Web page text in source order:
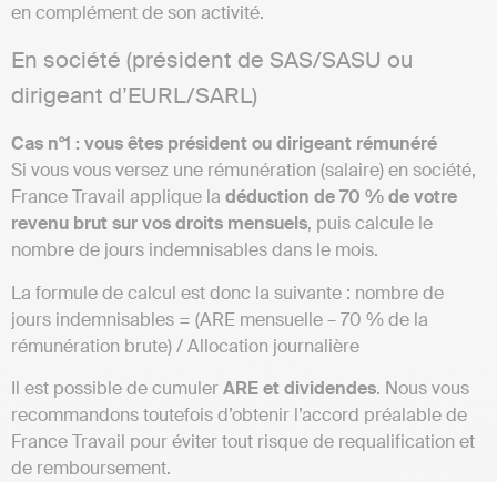
en complément de son activité.
En société (président de SAS/SASU ou
dirigeant d’EURL/SARL)
Cas n°1 : vous êtes président ou dirigeant rémunéré
Si vous vous versez une rémunération (salaire) en société,
France Travail applique la déduction de 70 % de votre
revenu brut sur vos droits mensuels, puis calcule le
nombre de jours indemnisables dans le mois.
La formule de calcul est donc la suivante : nombre de
jours indemnisables = (ARE mensuelle – 70 % de la
rémunération brute) / Allocation journalière
Il est possible de cumulerARE et dividendes. Nous vous
recommandons toutefois d’obtenir l’accord préalable de
France Travail pour éviter tout risque de requalification et
de remboursement.